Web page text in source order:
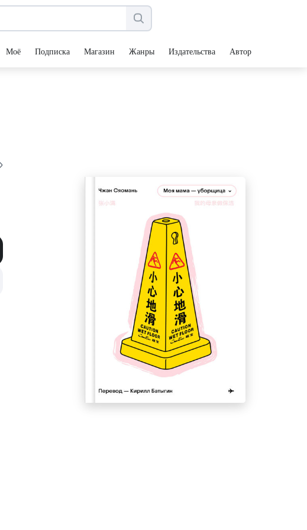
Моё Подписка Магазин Жанры Издательства Авторы